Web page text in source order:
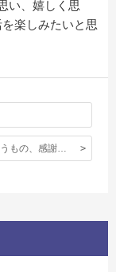
い、嬉しく思
楽しみたいと思